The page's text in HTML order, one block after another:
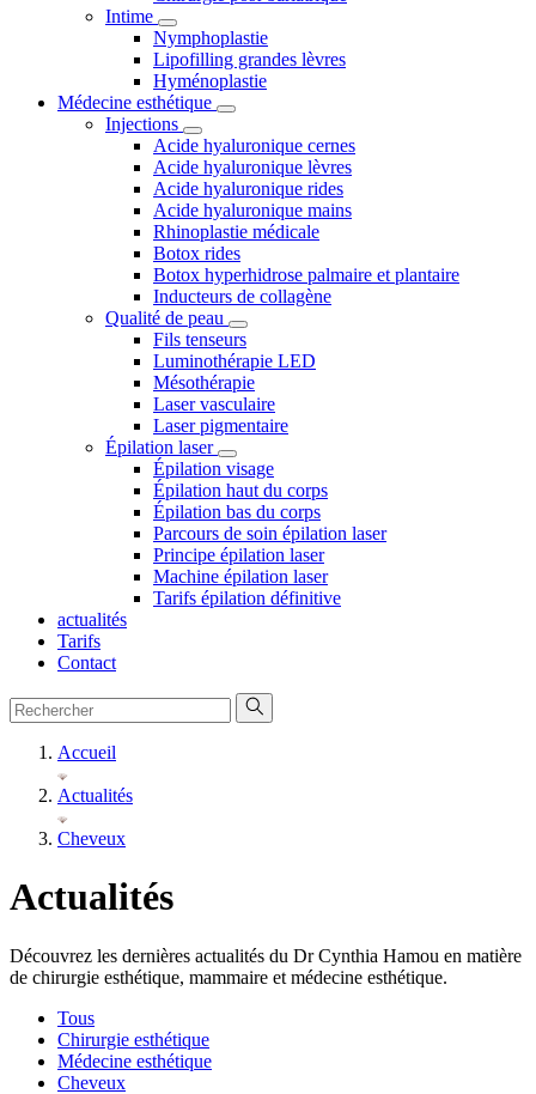
Intime
Nymphoplastie
Lipofilling grandes lèvres
Hyménoplastie
Médecine esthétique
Injections
Acide hyaluronique cernes
Acide hyaluronique lèvres
Acide hyaluronique rides
Acide hyaluronique mains
Rhinoplastie médicale
Botox rides
Botox hyperhidrose palmaire et plantaire
Inducteurs de collagène
Qualité de peau
Fils tenseurs
Luminothérapie LED
Mésothérapie
Laser vasculaire
Laser pigmentaire
Épilation laser
Épilation visage
Épilation haut du corps
Épilation bas du corps
Parcours de soin épilation laser
Principe épilation laser
Machine épilation laser
Tarifs épilation définitive
actualités
Tarifs
Contact
Accueil
Actualités
Cheveux
Actualités
Découvrez les dernières actualités du Dr Cynthia Hamou en matière
de chirurgie esthétique, mammaire et médecine esthétique.
Tous
Chirurgie esthétique
Médecine esthétique
Cheveux